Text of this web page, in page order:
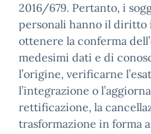
2016/679. Pertanto, i
personali hanno il diritto
ottenere la conferma
medesimi dati e di
l’origine, verificarne
l’integrazione o
rettificazione, la
trasformazione in forma